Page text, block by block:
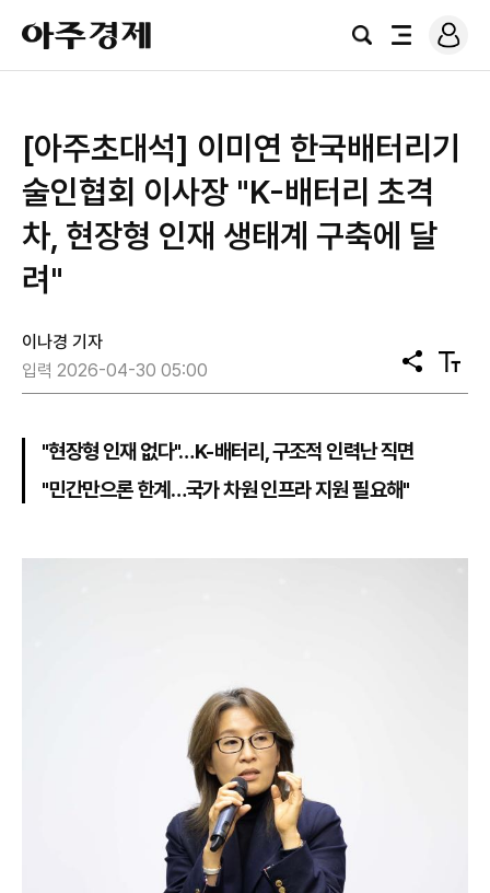
아
주
경
검
전
로
그
[아주초대석] 이미연 한국배터리기
술인협회 이사장 "K-배터리 초격
차, 현장형 인재 생태계 구축에 달
려"
이나경 기자
입력 2026-04-30 05:00
공
유
텍
스
"현장형 인재 없다"…K-배터리, 구조적 인력난 직면
"민간만으론 한계…국가 차원 인프라 지원 필요해"